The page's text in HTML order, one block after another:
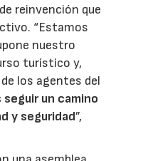
reinvención que
“Estamos
nuestro
turístico y,
los agentes del
un camino
y seguridad”,